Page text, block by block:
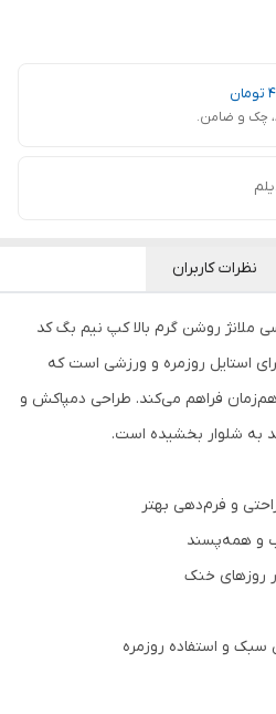
تومان
نظرات کاربران
ملانژ روشن گرم بالا کپ نیم بگ کد
استایل روزمره و ورزشی است که
فراهم می‌کند. طراحی دمپا‌کش و
به شلوار بخشیده است.
و فرم‌دهی بهتر
و همه‌پسند
روزهای خنک
سبک و استفاده روزمره